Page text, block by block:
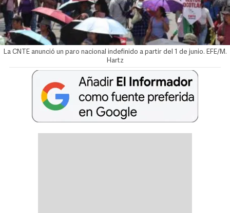
La CNTE anunció un paro nacional indefinido a partir del 1 de junio. EFE/M.
Hartz